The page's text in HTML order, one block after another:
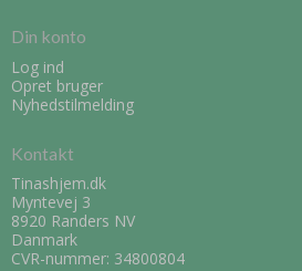
Din konto
Log ind
Opret bruger
Nyhedstilmelding
Kontakt
Tinashjem.dk
Myntevej 3
8920 Randers NV
Danmark
CVR-nummer: 34800804